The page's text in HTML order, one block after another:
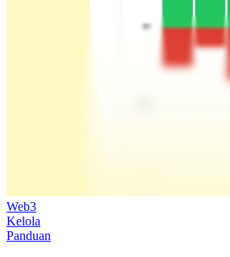
Web3
Kelola
Panduan